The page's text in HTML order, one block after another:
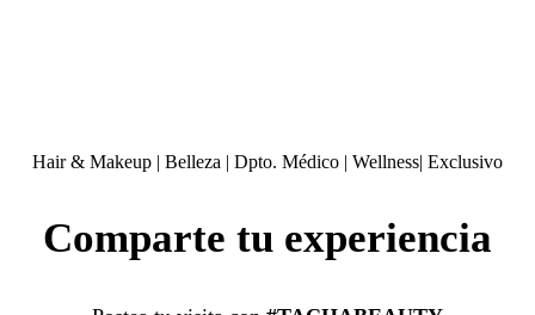
Hair & Makeup | Belleza | Dpto. Médico | Wellness| Exclusivo
Comparte tu experiencia